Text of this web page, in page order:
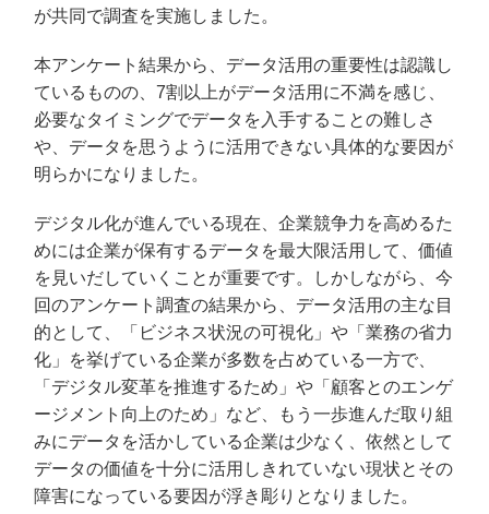
が共同で調査を実施しました。
本アンケート結果から、データ活用の重要性は認識し
ているものの、 7割以上がデータ活用に不満を感じ、
必要なタイミングでデータを入手することの難しさ
や、データを思うように活用できない具体的な要因が
明らかになりました。
デジタル化が進んでいる現在、企業競争力を高めるた
めには企業が保有するデータを最大限活用して、価値
を見いだしていくことが重要です。しかしながら、今
回のアンケート調査の結果から、データ活用の主な目
的として、「ビジネス状況の可視化」や「業務の省力
化」を挙げている企業が多数を占めている一方で、
「デジタル変革を推進するため」や「顧客とのエンゲ
ージメント向上のため」など、もう一歩進んだ取り組
みにデータを活かしている企業は少なく、依然として
データの価値を十分に活用しきれていない現状とその
障害になっている要因が浮き彫りとなりました。